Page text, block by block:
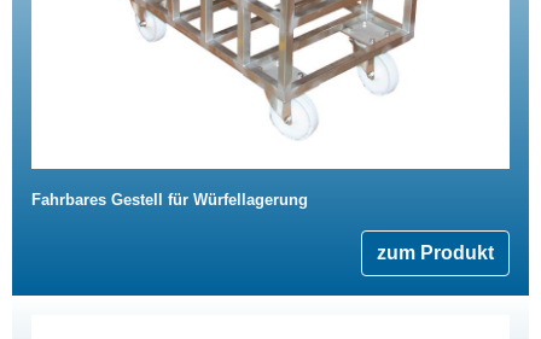
Fahrbares Gestell für Würfellagerung
zum Produkt